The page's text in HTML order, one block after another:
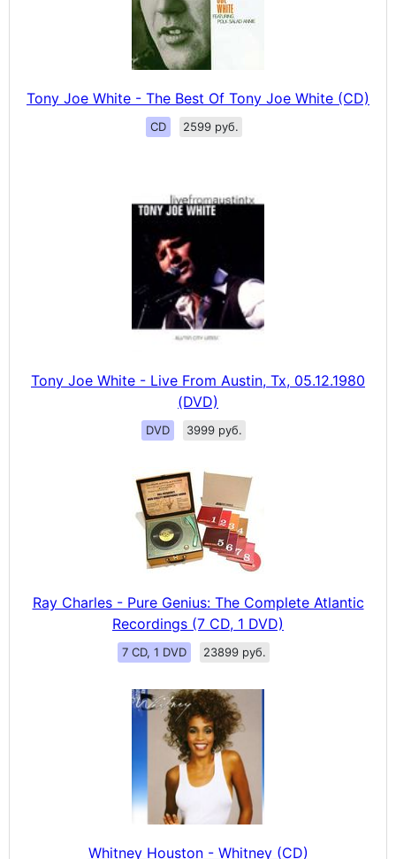
Tony Joe White - The Best Of Tony Joe White (CD)
CD 2599 руб.
Tony Joe White - Live From Austin, Tx, 05.12.1980
(DVD)
DVD 3999 руб.
Ray Charles - Pure Genius: The Complete Atlantic
Recordings (7 CD, 1 DVD)
7 CD, 1 DVD 23899 руб.
Whitney Houston - Whitney (CD)